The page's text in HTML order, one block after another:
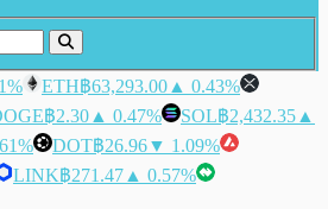
ETH฿63,293.00 ▲ 0.43%
฿2.30 ▲ 0.47% SOL฿2,432.35 ▲
DOT฿26.96▼ 1.09%
LINK฿271.47 ▲ 0.57%